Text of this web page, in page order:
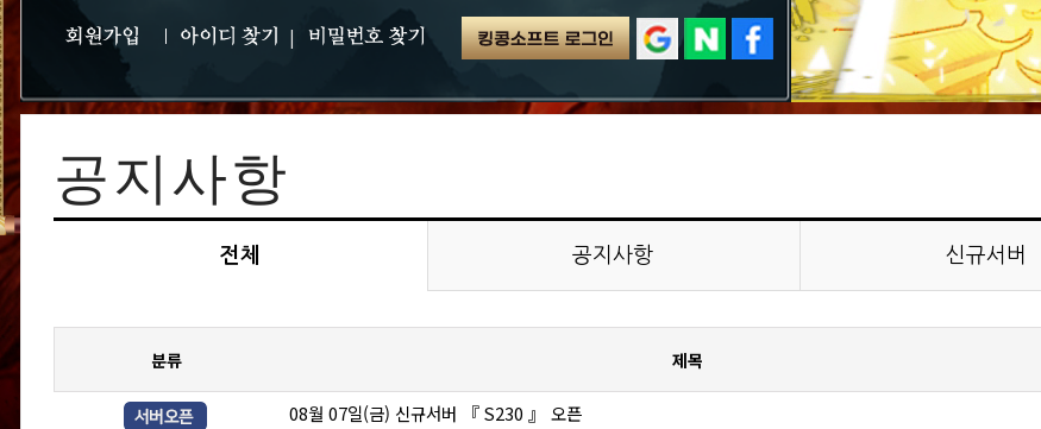
|
공지사항
전체 공지사항 신규서버
분류 제목
08월 07일(금) 신규서버 『 S230 』 오픈